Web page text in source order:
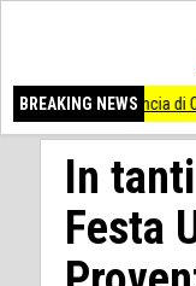
BREAKING NEWS
di Cremona
In
Festa